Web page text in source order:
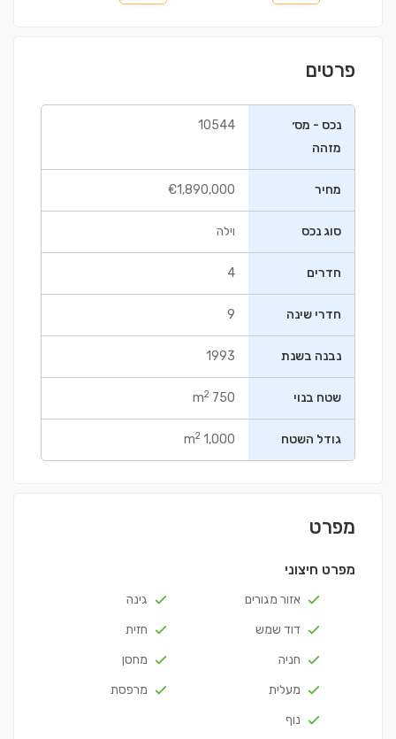
פרטים
נכס - מס׳
מזהה
10544
מחיר €1,890,000
סוג נכס וילה
חדרים 4
חדרי שינה 9
נבנה בשנת 1993
שטח בנוי 750 m
2
גודל השטח 1,000 m
2
מפרט
מפרט חיצוני
אזור מגורים
גינה
דוד שמש
חזית
חניה
מחסן
מעלית
מרפסת
נוף